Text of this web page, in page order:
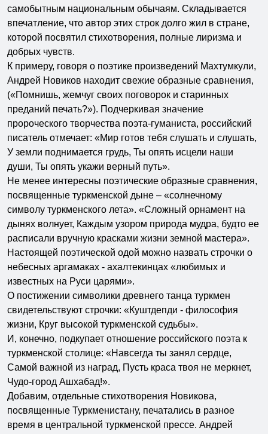
самобытным национальным обычаям. Складывается
впечатление, что автор этих строк долго жил в стране,
которой посвятил стихотворения, полные лиризма и
добрых чувств.
К примеру, говоря о поэтике произведений Махтумкули,
Андрей Новиков находит свежие образные сравнения,
(«Помнишь, жемчуг своих поговорок и старинных
преданий печать?»). Подчеркивая значение
пророческого творчества поэта-гуманиста, российский
писатель отмечает: «Мир готов тебя слушать и слушать,
У земли поднимается грудь, Ты опять исцели наши
души, Ты опять укажи верный путь».
Не менее интересны поэтические образные сравнения,
посвященные туркменской дыне – «солнечному
символу туркменского лета». «Сложный орнамент на
дынях волнует, Каждым узором природа мудра, будто ее
расписали вручную красками жизни земной мастера».
Настоящей поэтической одой можно назвать строчки о
небесных аргамаках - ахалтекинцах «любимых и
известных на Руси царями».
О постижении символики древнего танца туркмен
свидетельствуют строчки: «Куштдепди - философия
жизни, Круг высокой туркменской судьбы».
И, конечно, подкупает отношение российского поэта к
туркменской столице: «Навсегда ты занял сердце,
Самой важной из наград, Пусть краса твоя не меркнет,
Чудо-город Ашхабад!».
Добавим, отдельные стихотворения Новикова,
посвященные Туркменистану, печатались в разное
время в центральной туркменской прессе. Андрей